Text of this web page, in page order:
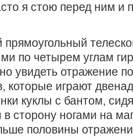
я стою перед ним и
прямоугольный
по четырем углам
увидеть отражение
которые играют
куклы с бантом,
сторону ногами на
половины